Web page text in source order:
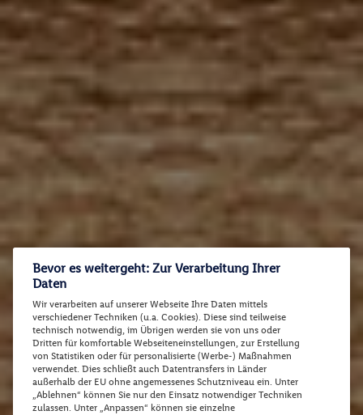
Bevor es weitergeht: Zur Verarbeitung Ihrer
Daten
Wir verarbeiten auf unserer Webseite Ihre Daten mittels
verschiedener Techniken (u.a. Cookies). Diese sind teilweise
technisch notwendig, im Übrigen werden sie von uns oder
Dritten für komfortable Webseiteneinstellungen, zur Erstellung
von Statistiken oder für personalisierte (Werbe-) Maßnahmen
verwendet. Dies schließt auch Datentransfers in Länder
außerhalb der EU ohne angemessenes Schutzniveau ein. Unter
„Ablehnen“ können Sie nur den Einsatz notwendiger Techniken
zulassen. Unter „Anpassen“ können sie einzelne